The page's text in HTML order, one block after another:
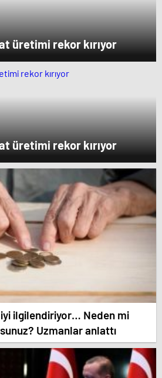
üretimi rekor kırıyor
üretimi rekor kırıyor
ilgilendiriyor… Neden mi
Uzmanlar anlattı